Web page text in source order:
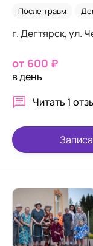
После травм
г. Дегтярск, ул.
от 600 ₽
в день
Читать 1